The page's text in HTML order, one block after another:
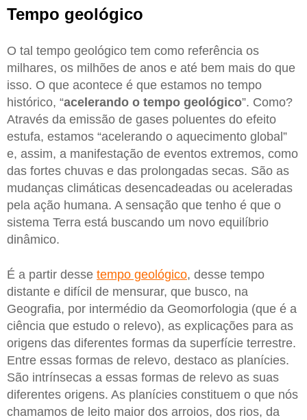
Tempo geológico
O tal tempo geológico tem como referência os
milhares, os milhões de anos e até bem mais do que
isso. O que acontece é que estamos no tempo
histórico, “acelerando o tempo geológico”. Como?
Através da emissão de gases poluentes do efeito
estufa, estamos “acelerando o aquecimento global”
e, assim, a manifestação de eventos extremos, como
das fortes chuvas e das prolongadas secas. São as
mudanças climáticas desencadeadas ou aceleradas
pela ação humana. A sensação que tenho é que o
sistema Terra está buscando um novo equilíbrio
dinâmico.
É a partir desse tempo geológico, desse tempo
distante e difícil de mensurar, que busco, na
Geografia, por intermédio da Geomorfologia (que é a
ciência que estudo o relevo), as explicações para as
origens das diferentes formas da superfície terrestre.
Entre essas formas de relevo, destaco as planícies.
São intrínsecas a essas formas de relevo as suas
diferentes origens. As planícies constituem o que nós
chamamos de leito maior dos arroios, dos rios, da